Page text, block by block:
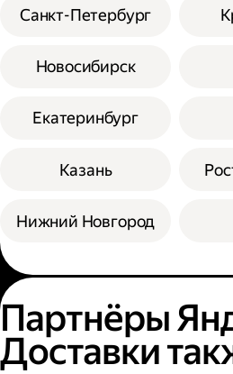
Санкт-Петербург
Новосибирск
Екатеринбург
Казань
Нижний Новгород
Партнёры
Доставки